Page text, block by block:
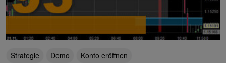
Strategie Demo Konto eröffnen